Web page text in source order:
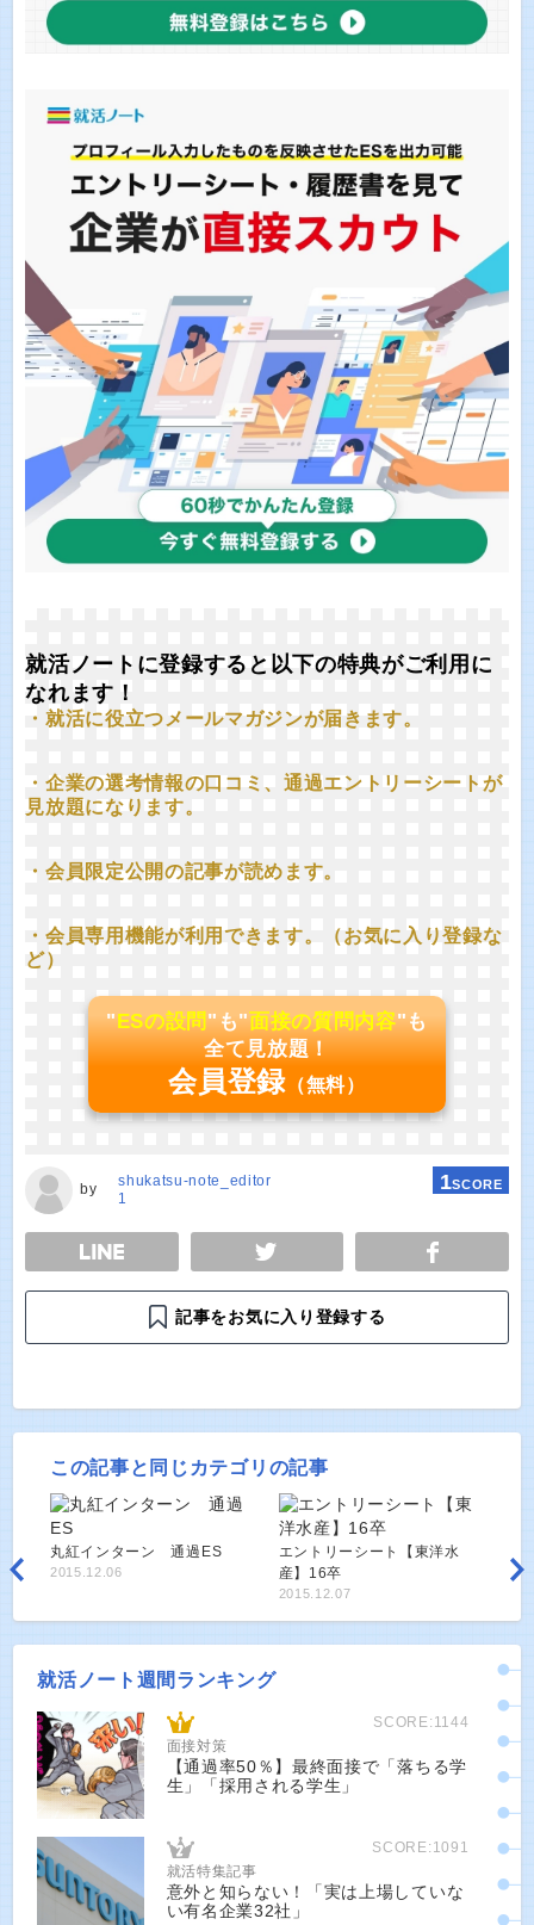
就活ノートに登録すると以下の特典がご利用に
なれます！
・就活に役立つメールマガジンが届きます。
・企業の選考情報の口コミ、通過エントリーシートが
見放題になります。
・会員限定公開の記事が読めます。
・会員専用機能が利用できます。（お気に入り登録な
ど）
"ESの設問"も"面接の質問内容"も
全て見放題！
会員登録 （無料）
by
shukatsu-note_editor
1
1SCORE
TWEET
記事をお気に入り登録する
この記事と同じカテゴリの記事
丸紅インターン 通過ES
2015.12.06
エントリーシート【東洋水
産】16卒
2015.12.07
就活ノート週間ランキング
SCORE:1144
面接対策
【通過率50％】最終面接で「落ちる学
生」「採用される学生」
SCORE:1091
就活特集記事
意外と知らない！「実は上場していな
い有名企業32社」